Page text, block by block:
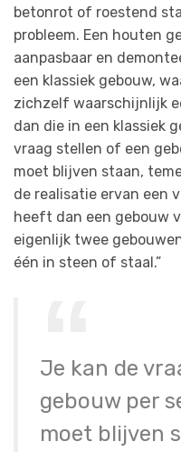
betonrot of roestend
probleem. Een houten
aanpasbaar en
een klassiek gebouw,
zichzelf waarschijnlijk
dan die in een klassiek
vraag stellen of een
moet blijven staan,
de realisatie ervan een
heeft dan een gebouw
eigenlijk twee
één in steen of staal.”
Je kan de
gebouw per
moet blijven